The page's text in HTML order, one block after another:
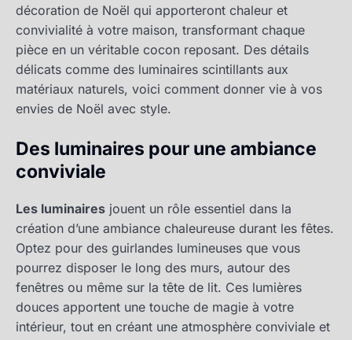
décoration de Noël qui apporteront chaleur et
convivialité à votre maison, transformant chaque
pièce en un véritable cocon reposant. Des détails
délicats comme des luminaires scintillants aux
matériaux naturels, voici comment donner vie à vos
envies de Noël avec style.
Des luminaires pour une ambiance
conviviale
Les luminaires jouent un rôle essentiel dans la
création d’une ambiance chaleureuse durant les fêtes.
Optez pour des guirlandes lumineuses que vous
pourrez disposer le long des murs, autour des
fenêtres ou même sur la tête de lit. Ces lumières
douces apportent une touche de magie à votre
intérieur, tout en créant une atmosphère conviviale et